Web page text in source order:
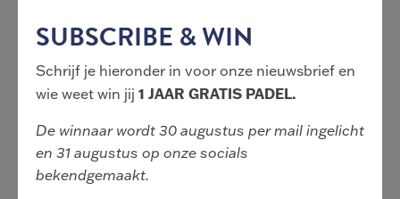
BLOGPOST 4-maart-2026
WAT DOET PADEL MET JE LICHAAM
ÉN JE BREIN?
SUBSCRIBE & WIN
Schrijf je hieronder in voor onze nieuwsbrief en
wie weet win jij 1 JAAR GRATIS PADEL.
De winnaar wordt 30 augustus per mail ingelicht
en 31 augustus op onze socials
bekendgemaakt.